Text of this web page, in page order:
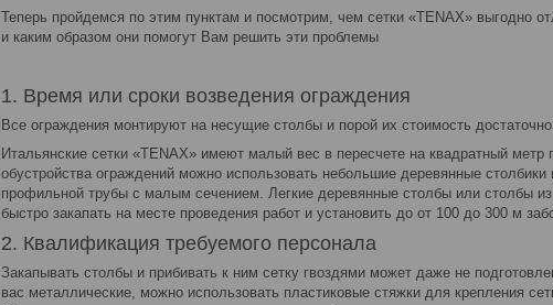
Теперь пройдемся по этим пунктам и посмотрим, чем сетки «TENAX» выгодно
и каким образом они помогут Вам решить эти проблемы
1. Время или сроки возведения ограждения
Все ограждения монтируют на несущие столбы и порой их стоимость
Итальянские сетки «TENAX» имеют малый вес в пересчете на квадратный метр
обустройства ограждений можно использовать небольшие деревянные столбики
профильной трубы с малым сечением. Легкие деревянные столбы или столбы
быстро закапать на месте проведения работ и установить до от 100 до 300 м
2. Квалификация требуемого персонала
Закапывать столбы и прибивать к ним сетку гвоздями может даже не
вас металлические, можно использовать пластиковые стяжки для крепления